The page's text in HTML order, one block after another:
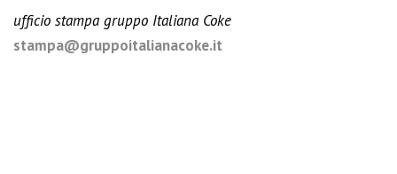
ufficio stampa gruppo Italiana Coke
stampa@gruppoitalianacoke.it